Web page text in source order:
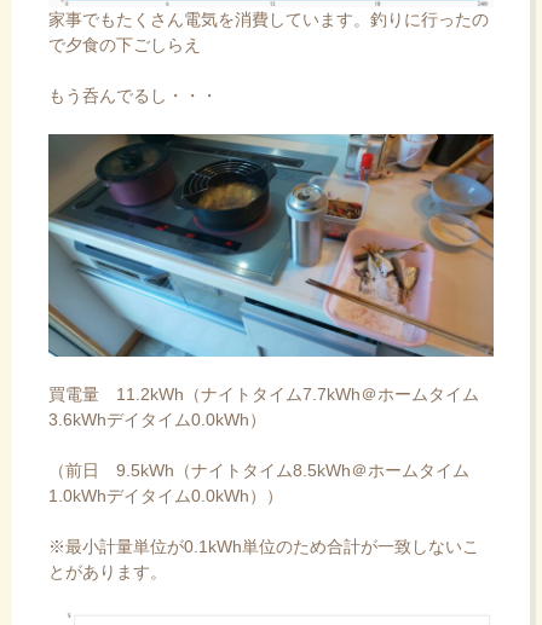
家事でもたくさん電気を消費しています。釣りに行ったの
で夕食の下ごしらえ
もう呑んでるし・・・
買電量 11.2kWh（ナイトタイム7.7kWh＠ホームタイム
3.6kWhデイタイム0.0kWh）
（前日 9.5kWh（ナイトタイム8.5kWh＠ホームタイム
1.0kWhデイタイム0.0kWh））
※最小計量単位が0.1kWh単位のため合計が一致しないこ
とがあります。